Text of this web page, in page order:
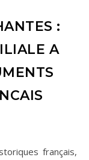
:
A